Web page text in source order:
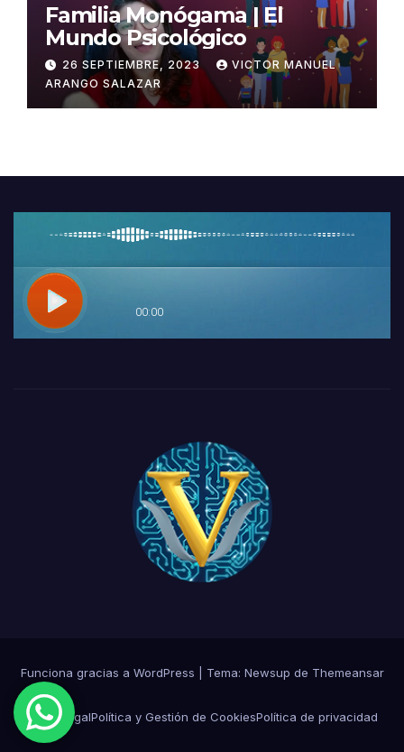
Familia Monógama | El
Mundo Psicológico
26 SEPTIEMBRE, 2023
VICTOR MANUEL
ARANGO SALAZAR
Funciona gracias a WordPress Tema: Newsup de Themeansar
Aviso LegalPolítica y Gestión de CookiesPolítica de privacidad